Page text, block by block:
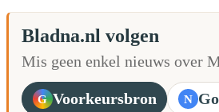
Bladna.nl volgen
Mis geen enkel nieuws over
G Voorkeursbron N